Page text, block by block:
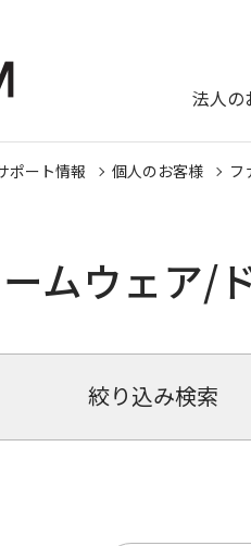
法人の
ポート情報 個人のお客様 フ
ムウェア/
絞り込み検索